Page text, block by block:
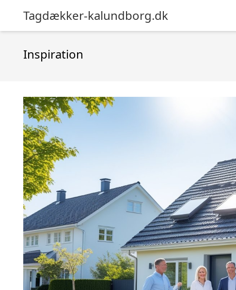
Tagdækker-kalundborg.dk
Inspiration